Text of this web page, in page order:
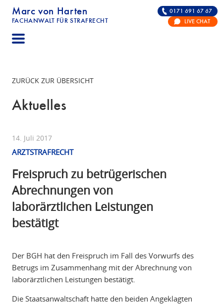
Marc von Harten
FACHANWALT FÜR STRAFRECHT
STRAFRECHT | RECHTSANWALT FÜR DIE
0171 691 67 67
LIVE CHAT
ZURÜCK ZUR ÜBERSICHT
Aktuelles
14. Juli 2017
ARZTSTRAFRECHT
Freispruch zu betrügerischen
Abrechnungen von
laborärztlichen Leistungen
bestätigt
Der BGH hat den Freispruch im Fall des Vorwurfs des
Betrugs im Zusammenhang mit der Abrechnung von
laborärztlichen Leistungen bestätigt.
Die Staatsanwaltschaft hatte den beiden Angeklagten